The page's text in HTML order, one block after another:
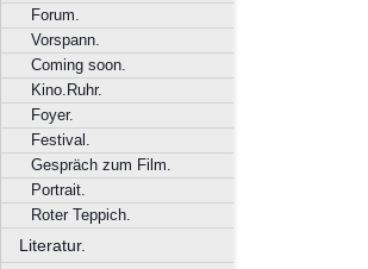
Forum.
Vorspann.
Coming soon.
Kino.Ruhr.
Foyer.
Festival.
Gespräch zum Film.
Portrait.
Roter Teppich.
Literatur.